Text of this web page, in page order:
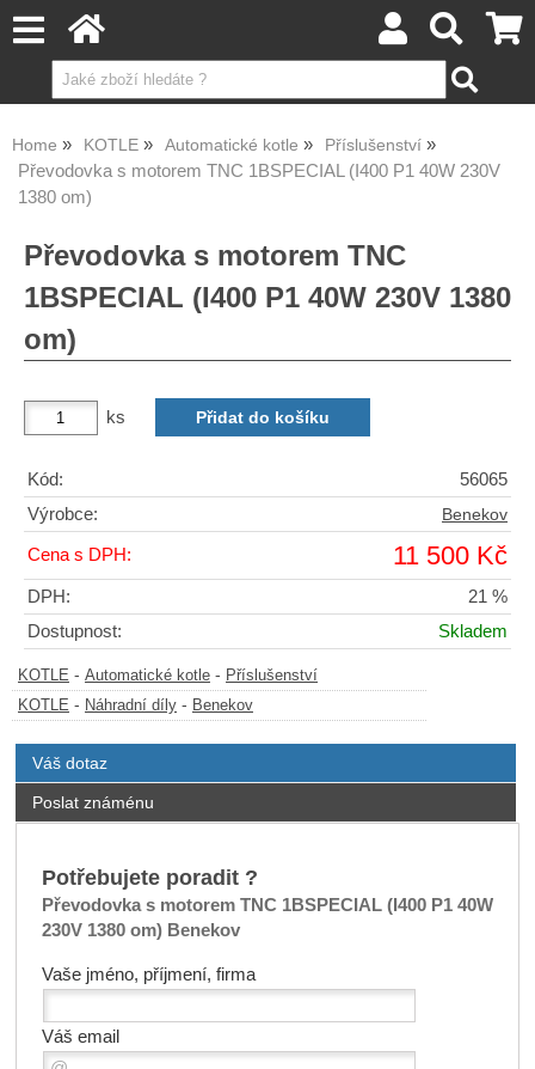
Home KOTLE Automatické kotle Příslušenství
Převodovka s motorem TNC 1BSPECIAL (I400 P1 40W 230V
1380 om)
Převodovka s motorem TNC
1BSPECIAL (I400 P1 40W 230V 1380
om)
ks
Kód:
56065
Výrobce:
Benekov
Cena s DPH: 11 500 Kč
DPH:
21 %
Dostupnost:
Skladem
KOTLE - Automatické kotle - Příslušenství
KOTLE - Náhradní díly - Benekov
Váš dotaz
Poslat známénu
Potřebujete poradit ?
Převodovka s motorem TNC 1BSPECIAL (I400 P1 40W
230V 1380 om) Benekov
Vaše jméno, příjmení, firma
Váš email